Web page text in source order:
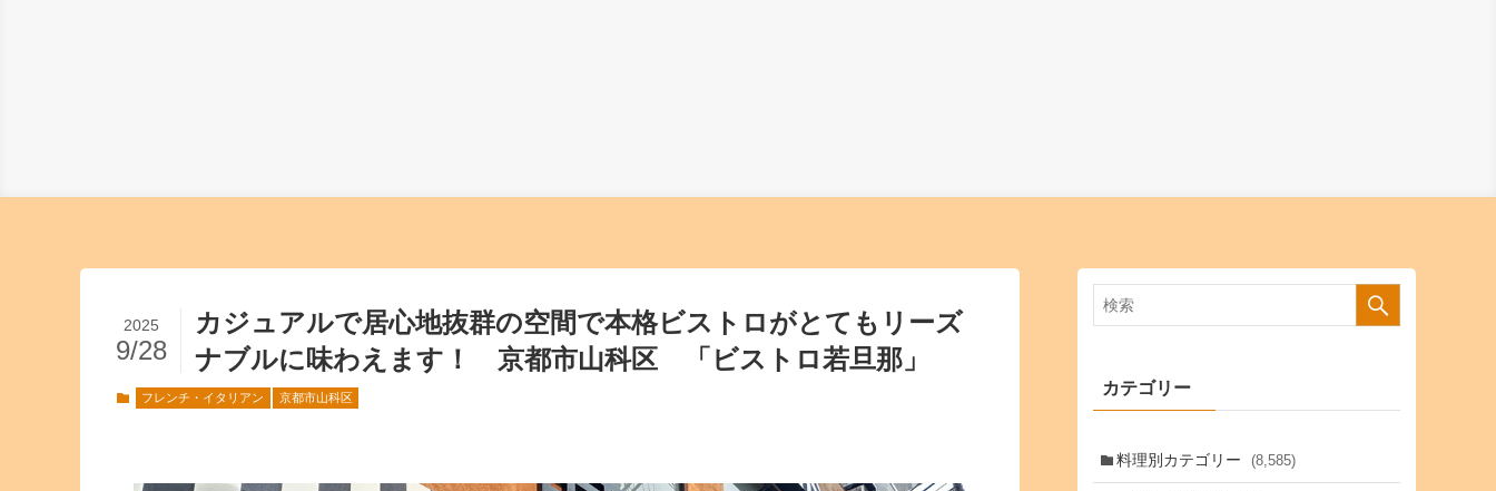
カジュアルで居心地抜群の空間で本格ビストロがとてもリーズ
ナブルに味わえます！ 京都市山科区 「ビストロ若旦那」
2025
9/28
フレンチ・イタリアン 京都市山科区 カテゴリー
料理別カテゴリー (8,585)